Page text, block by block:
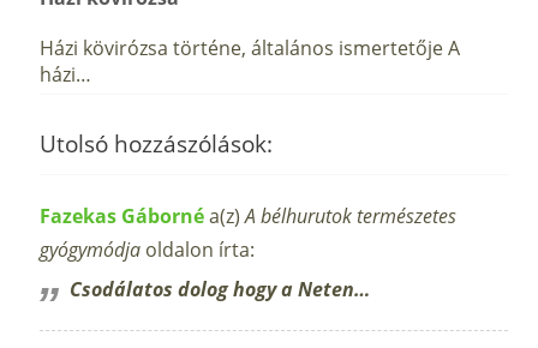
Házi kövirózsa történe, általános ismertetője A
házi…
Utolsó hozzászólások:
Fazekas Gábornéa(z)A bélhurutok természetes
gyógymódja oldalon írta:
Csodálatos dolog hogy a Neten…